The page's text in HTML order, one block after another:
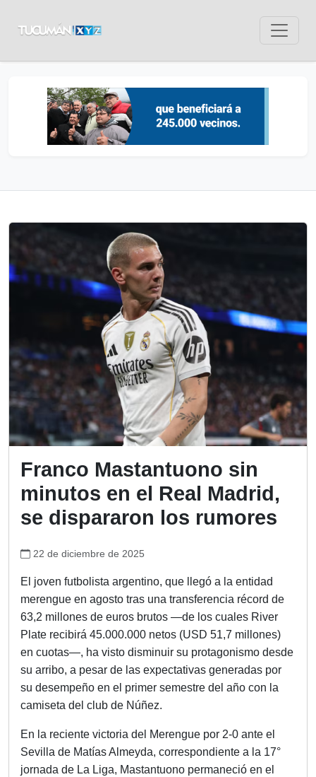
Franco Mastantuono sin
minutos en el Real Madrid,
se dispararon los rumores
22 de diciembre de 2025
El joven futbolista argentino, que llegó a la entidad
merengue en agosto tras una transferencia récord de
63,2 millones de euros brutos —de los cuales River
Plate recibirá 45.000.000 netos (USD 51,7 millones)
en cuotas—, ha visto disminuir su protagonismo desde
su arribo, a pesar de las expectativas generadas por
su desempeño en el primer semestre del año con la
camiseta del club de Núñez.
En la reciente victoria del Merengue por 2-0 ante el
Sevilla de Matías Almeyda, correspondiente a la 17°
jornada de La Liga, Mastantuono permaneció en el